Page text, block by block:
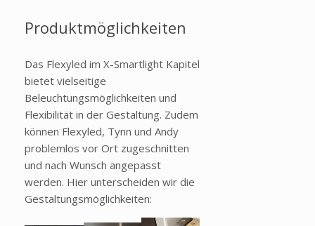
Produktmöglichkeiten
Das Flexyled im X-Smartlight Kapitel
bietet vielseitige
Beleuchtungsmöglichkeiten und
Flexibilität in der Gestaltung. Zudem
können Flexyled, Tynn und Andy
problemlos vor Ort zugeschnitten
und nach Wunsch angepasst
werden. Hier unterscheiden wir die
Gestaltungsmöglichkeiten: